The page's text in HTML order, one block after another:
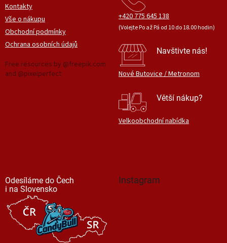
Kontakty
Vše o nákupu
Obchodní podmínky
Ochrana osobních údajů
Free resources by @freepik.com
and @pixelperfect
+420 775 645 138
(Volejte Po až Pá od 10 do 18.00 hodin)
Navštivte nás!
Nové Butovice / Metronom
Větší nákup?
Velkoobchodní nabídka
Odesíláme do Čech
i na Slovensko
Instagram